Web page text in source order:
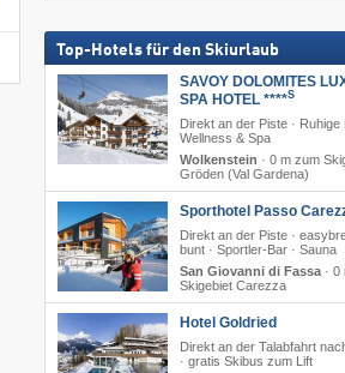
Top-Hotels für den Skiurlaub
SAVOY DOLOMITES
SPA HOTEL ****S
Direkt an der Piste · Ruhige
Wellness & Spa
Wolkenstein · 0 m zum
Gröden (Val Gardena)
Sporthotel Passo
Direkt an der Piste ·
bunt · Sportler-Bar · Sauna
San Giovanni di Fassa· 0
Skigebiet Carezza
Hotel Goldried
Direkt an der Talabfahrt
· gratis Skibus zum Lift